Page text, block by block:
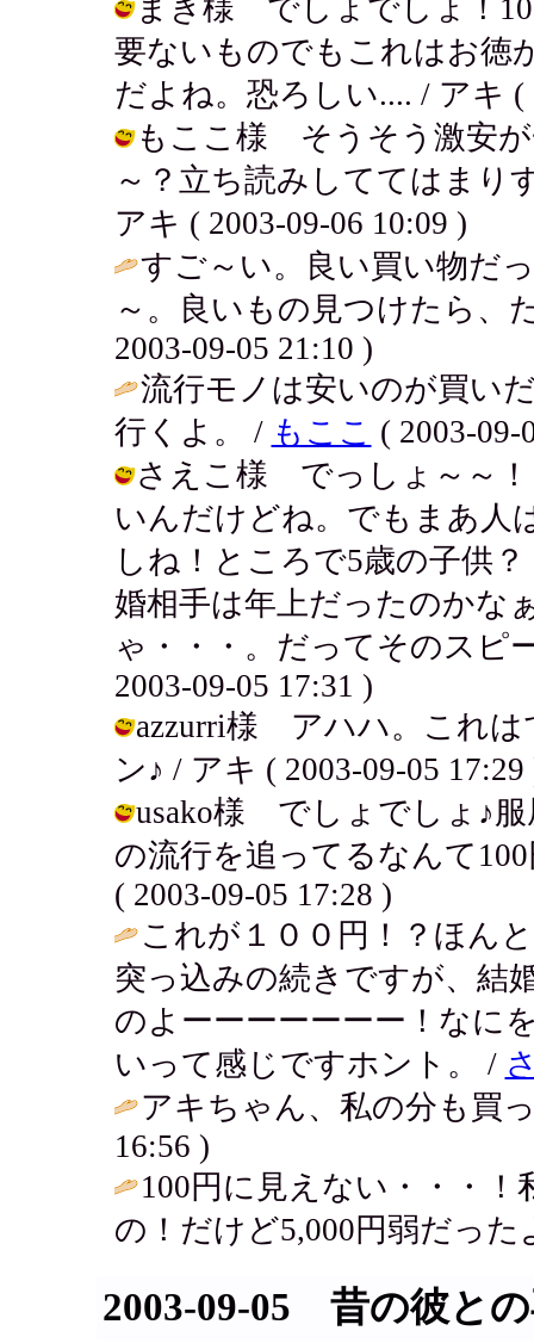
まき様 でしょでしょ！
要ないものでもこれはお徳
だよね。恐ろしい.... / アキ (
もここ様 そうそう激安が
～？立ち読みしててはまり
アキ ( 2003-09-06 10:09 )
すご～い。良い買い物だ
～。良いもの見つけたら、
2003-09-05 21:10 )
流行モノは安いのが買い
行くよ。 / もここ ( 2003-09-
さえこ様 でっしょ～～！
いんだけどね。でもまあ人
しね！ところで5歳の子供
婚相手は年上だったのかな
ゃ・・・。だってそのスピ
2003-09-05 17:31 )
azzurri様 アハハ。これは
ン♪ / アキ ( 2003-09-05 17:29
usako様 でしょでしょ♪
の流行を追ってるなんて
( 2003-09-05 17:28 )
これが１００円！？ほん
突っ込みの続きですが、結
のよーーーーーーー！なに
いって感じですホント。 /
アキちゃん、私の分も買
16:56 )
100円に見えない・・・
の！だけど5,000円弱だっ
2003-09-05 昔の彼と